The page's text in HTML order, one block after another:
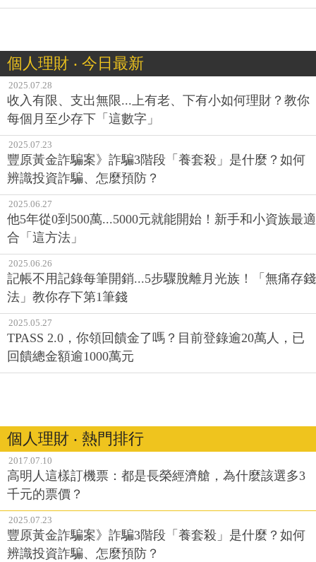
個人理財 ‧ 今日最新
2025.07.28
收入有限、支出無限...上有老、下有小如何理財？教你
每個月至少存下「這數字」
2025.07.23
豐原黃金詐騙案》詐騙3階段「養套殺」是什麼？如何
辨識投資詐騙、怎麼預防？
2025.06.27
他5年從0到500萬...5000元就能開始！新手和小資族最適
合「這方法」
2025.06.26
記帳不用記錄每筆開銷...5步驟脫離月光族！「無痛存錢
法」教你存下第1筆錢
2025.05.27
TPASS 2.0，你領回饋金了嗎？目前登錄逾20萬人，已
回饋總金額逾1000萬元
個人理財 ‧ 熱門排行
2017.07.10
高明人這樣訂機票：都是長榮經濟艙，為什麼該選多3
千元的票價？
2025.07.23
豐原黃金詐騙案》詐騙3階段「養套殺」是什麼？如何
辨識投資詐騙、怎麼預防？